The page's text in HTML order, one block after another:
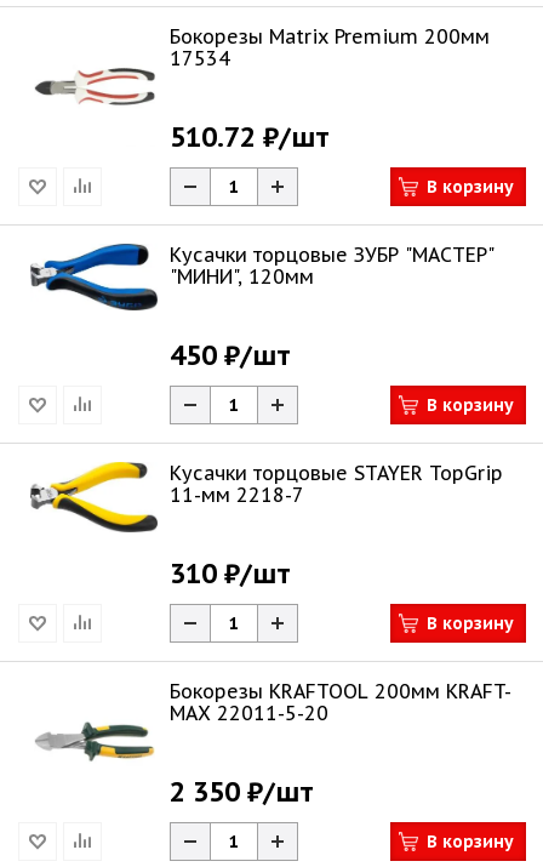
Бокорезы Matrix Premium 200мм
17534
510.72 ₽/шт
В корзину
Кусачки торцовые ЗУБР "МАСТЕР"
"МИНИ", 120мм
450 ₽/шт
В корзину
Кусачки торцовые STAYER TopGrip
11-мм 2218-7
310 ₽/шт
В корзину
Бокорезы KRAFTOOL 200мм KRAFT-
MAX 22011-5-20
2 350 ₽/шт
В корзину